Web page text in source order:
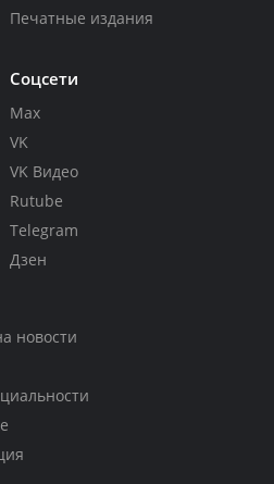
Печатные издания
Соцсети
Max
VK
VK Видео
Rutube
Telegram
Дзен
новости